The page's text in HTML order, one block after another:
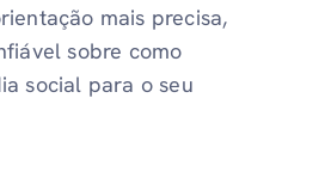
mais precisa,
sobre como
social para o seu